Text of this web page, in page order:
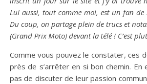
Lui aussi, tout comme moi, est un fan de
Du coup, on partage plein de trucs et
(Grand Prix Moto) devant la télé ! C’est
Comme vous pouvez le constater, ces
près de s’arrêter en si bon chemin. En
pas de discuter de leur passion